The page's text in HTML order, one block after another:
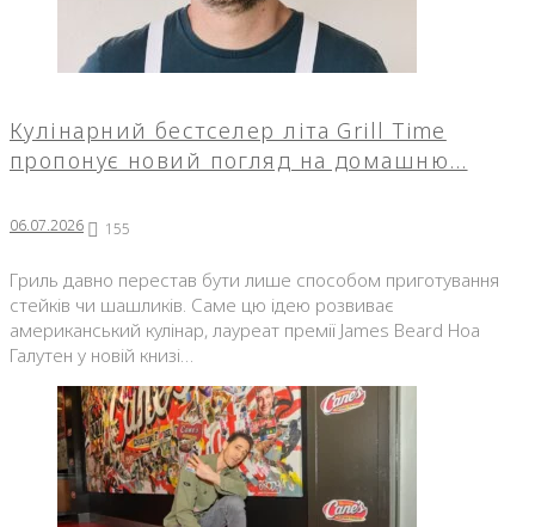
Кулінарний бестселер літа Grill Time
пропонує новий погляд на домашню…
06.07.2026 155
Гриль давно перестав бути лише способом приготування
стейків чи шашликів. Саме цю ідею розвиває
американський кулінар, лауреат премії James Beard Ноа
Галутен у новій книзі…